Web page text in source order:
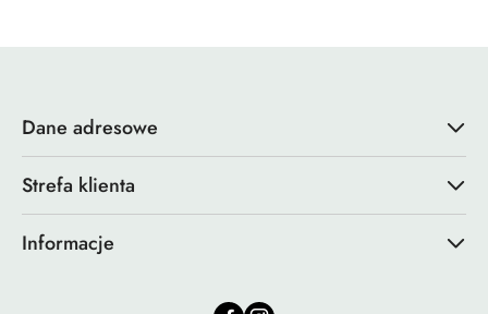
Dane adresowe
Strefa klienta
Informacje